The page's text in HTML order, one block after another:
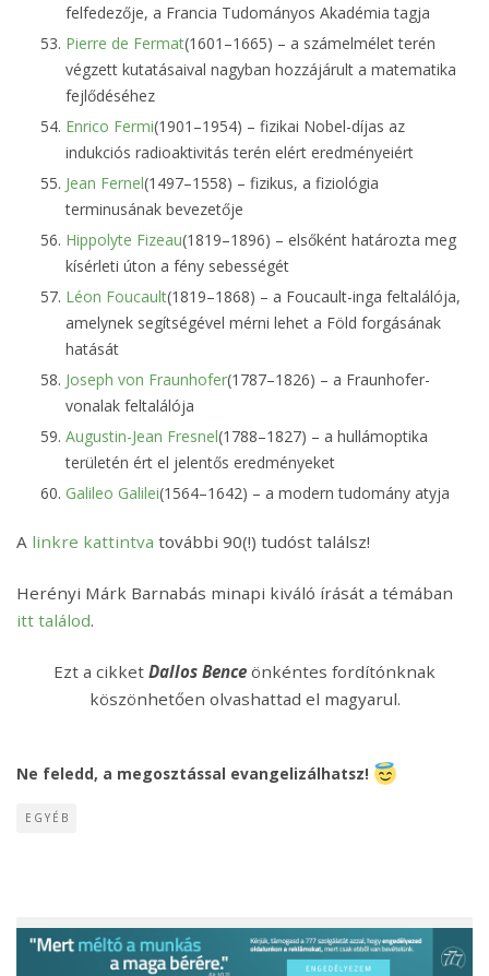
felfedezője, a Francia Tudományos Akadémia tagja
Pierre de Fermat(1601–1665) – a számelmélet terén
végzett kutatásaival nagyban hozzájárult a matematika
fejlődéséhez
Enrico Fermi(1901–1954) – fizikai Nobel-díjas az
indukciós radioaktivitás terén elért eredményeiért
Jean Fernel(1497–1558) – fizikus, a fiziológia
terminusának bevezetője
Hippolyte Fizeau(1819–1896) – elsőként határozta meg
kísérleti úton a fény sebességét
Léon Foucault(1819–1868) – a Foucault-inga feltalálója,
amelynek segítségével mérni lehet a Föld forgásának
hatását
Joseph von Fraunhofer(1787–1826) – a Fraunhofer-
vonalak feltalálója
Augustin-Jean Fresnel(1788–1827) – a hullámoptika
területén ért el jelentős eredményeket
Galileo Galilei(1564–1642) – a modern tudomány atyja
A linkre kattintva további 90(!) tudóst találsz!
Herényi Márk Barnabás minapi kiváló írását a témában
itt találod.
Ezt a cikket Dallos Bence önkéntes fordítónknak
köszönhetően olvashattad el magyarul.
Ne feledd, a megosztással evangelizálhatsz!
EGYÉB